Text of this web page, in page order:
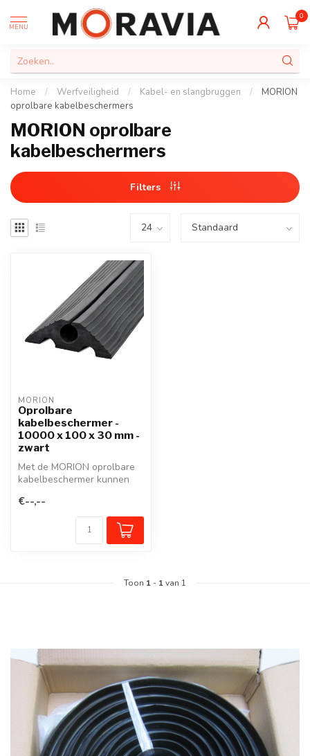
MENU
0
Home / Werfveiligheid / Kabel- en slangbruggen /
MORION
oprolbare kabelbeschermers
MORION oprolbare
kabelbeschermers
Filters
MORION
Oprolbare
kabelbeschermer -
10000 x 100 x 30 mm -
zwart
Met de MORION oprolbare
kabelbeschermer kunnen
eenvoudi...
€--,--
Toon 1 - 1van 1